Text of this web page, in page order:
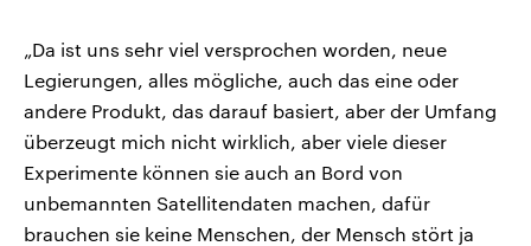
„Da ist uns sehr viel versprochen worden, neue
Legierungen, alles mögliche, auch das eine oder
andere Produkt, das darauf basiert, aber der Umfang
überzeugt mich nicht wirklich, aber viele dieser
Experimente können sie auch an Bord von
unbemannten Satellitendaten machen, dafür
brauchen sie keine Menschen, der Mensch stört ja